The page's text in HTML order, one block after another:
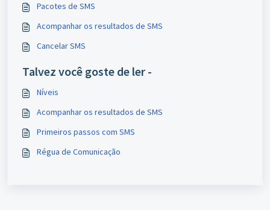
Pacotes de SMS
Acompanhar os resultados de SMS
Cancelar SMS
Talvez você goste de ler -
Níveis
Acompanhar os resultados de SMS
Primeiros passos com SMS
Régua de Comunicação